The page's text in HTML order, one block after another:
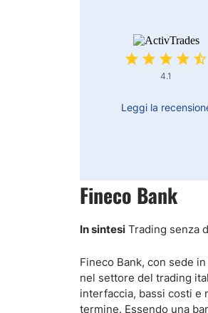
4.1
Leggi la
Fineco Bank
In sintesi Trading senza
Fineco Bank, con sede
nel settore del trading
interfaccia, bassi costi e
termine. Essendo una